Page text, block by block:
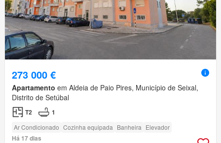
273 000 €
Apartamento em Aldeia de Paio Pires, Município de Seixal,
Distrito de Setúbal
T2 1
Ar Condicionado Cozinha equipada Banheira Elevador
Há 17 dias